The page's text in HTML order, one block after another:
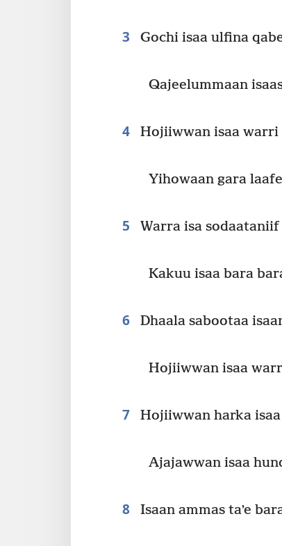
3 Gochi isaa ulfina
Qajeelummaan
4 Hojiiwwan isaa warri
Yihowaan gara
5 Warra isa
Kakuu isaa bara
6 Dhaala sabootaa
Hojiiwwan isaa
7 Hojiiwwan harka
Ajajawwan isaa
8 Isaan ammas taʼe